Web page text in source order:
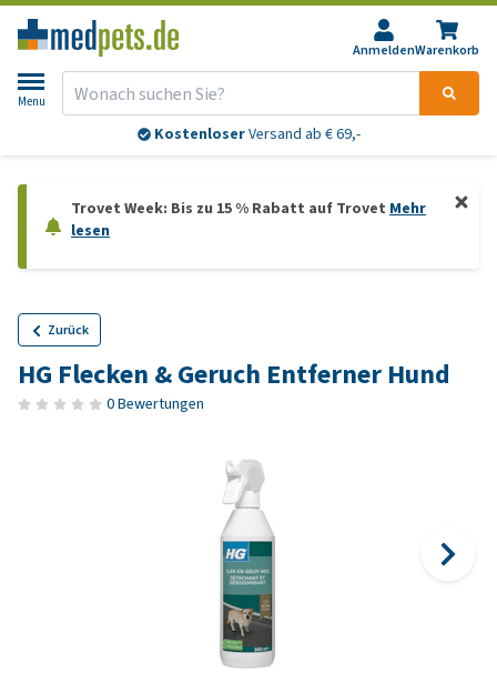
AnmeldenWarenkorb
Menu
KostenloserVersand ab € 69,-
Trovet Week: Bis zu 15 % Rabatt auf Trovet Mehr
lesen
Zurück
HG Flecken & Geruch Entferner Hund
0 Bewertungen